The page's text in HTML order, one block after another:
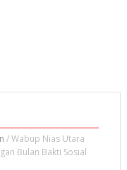
/Wabup Nias Utara
Bulan Bakti Sosial